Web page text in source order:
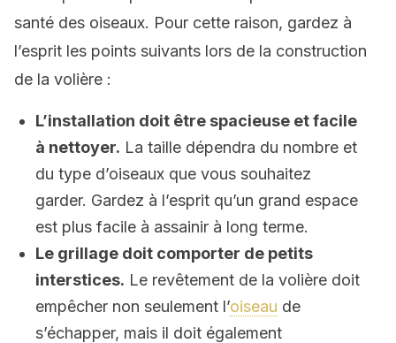
santé des oiseaux. Pour cette raison, gardez à
l’esprit les points suivants lors de la construction
de la volière :
L’installation doit être spacieuse et facile
à nettoyer. La taille dépendra du nombre et
du type d’oiseaux que vous souhaitez
garder. Gardez à l’esprit qu’un grand espace
est plus facile à assainir à long terme.
Le grillage doit comporter de petits
interstices. Le revêtement de la volière doit
empêcher non seulement l’oiseau de
s’échapper, mais il doit également